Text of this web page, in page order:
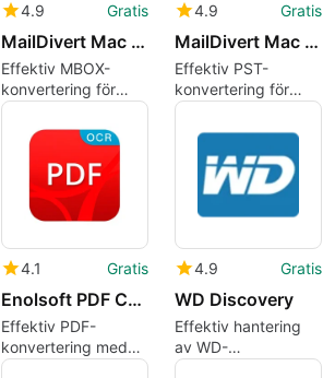
4.9 Gratis
MailDivert Mac MBOX Converter
Effektiv MBOX-
konvertering för
Mac-användare
4.9 Gratis
MailDivert Mac PST Converter
Effektiv PST-
konvertering för
Mac-användare
4.1 Gratis
Enolsoft PDF Converter OCR
Effektiv PDF-
konvertering med
OCR-funktioner
4.9 Gratis
WD Discovery
Effektiv hantering
av WD-
lagringsenheter